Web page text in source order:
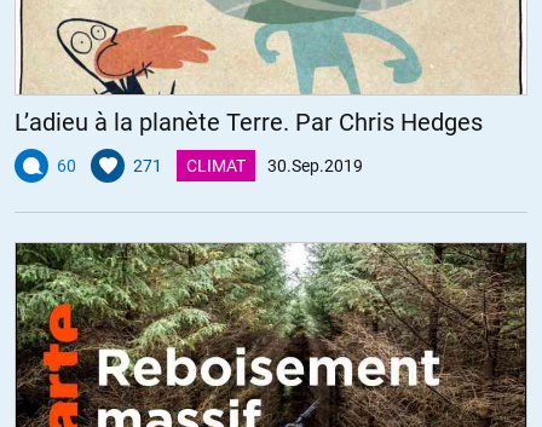
L’adieu à la planète Terre. Par Chris Hedges
60 271 CLIMAT 30.Sep.2019